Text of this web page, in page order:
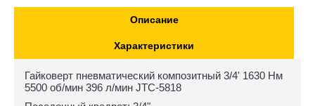
Описание
Характеристики
Гайковерт пневматический композитный 3/4' 1630 Hм
5500 об/мин 396 л/мин JTC-5818